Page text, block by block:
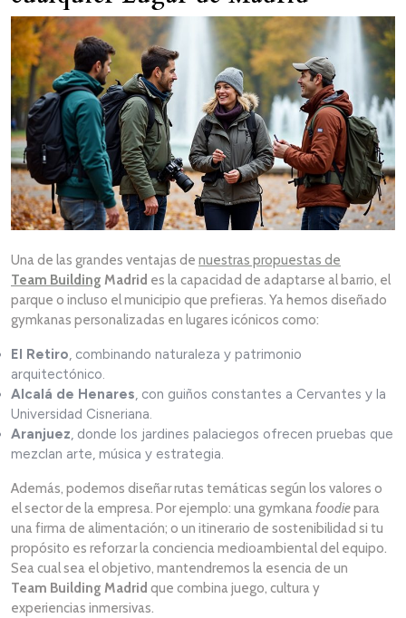
Una de las grandes ventajas de nuestras propuestas de
Team Building Madrid es la capacidad de adaptarse al barrio, el
parque o incluso el municipio que prefieras. Ya hemos diseñado
gymkanas personalizadas en lugares icónicos como:
El Retiro, combinando naturaleza y patrimonio
arquitectónico.
Alcalá de Henares, con guiños constantes a Cervantes y la
Universidad Cisneriana.
Aranjuez, donde los jardines palaciegos ofrecen pruebas que
mezclan arte, música y estrategia.
Además, podemos diseñar rutas temáticas según los valores o
el sector de la empresa. Por ejemplo: una gymkanafoodiepara
una firma de alimentación; o un itinerario de sostenibilidad si tu
propósito es reforzar la conciencia medioambiental del equipo.
Sea cual sea el objetivo, mantendremos la esencia de un
Team Building Madrid que combina juego, cultura y
experiencias inmersivas.